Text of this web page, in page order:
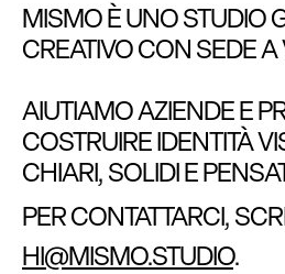
MISMO È UNO STUDIO
CREATIVO CON SEDE
AIUTIAMO AZIENDE E
COSTRUIRE IDENTITÀ
CHIARI, SOLIDI E
PER CONTATTARCI,
HI@MISMO.STUDIO.